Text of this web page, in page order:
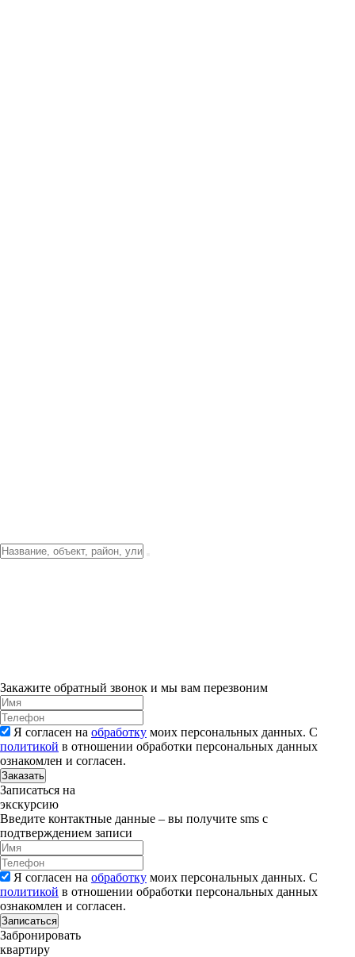
Закажите обратный звонок и мы вам перезвоним
Я согласен на обработку моих персональных данных. С
политикой в отношении обработки персональных данных
ознакомлен и согласен.
Заказать
Записаться на
экскурсию
Введите контактные данные – вы получите sms с
подтверждением записи
Я согласен на обработку моих персональных данных. С
политикой в отношении обработки персональных данных
ознакомлен и согласен.
Записаться
Забронировать
квартиру